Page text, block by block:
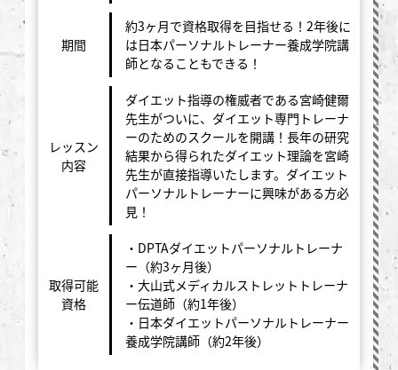
期間
約3ヶ月で資格取得を目指せる！2年後に
は日本パーソナルトレーナー養成学院講
師となることもできる！
レッスン
内容
ダイエット指導の権威者である宮崎健爾
先生がついに、ダイエット専門トレーナ
ーのためのスクールを開講！長年の研究
結果から得られたダイエット理論を宮崎
先生が直接指導いたします。ダイエット
パーソナルトレーナーに興味がある方必
見！
取得可能
資格
・DPTAダイエットパーソナルトレーナ
ー（約3ヶ月後）
・大山式メディカルストレットトレーナ
ー伝道師（約1年後）
・日本ダイエットパーソナルトレーナー
養成学院講師（約2年後）